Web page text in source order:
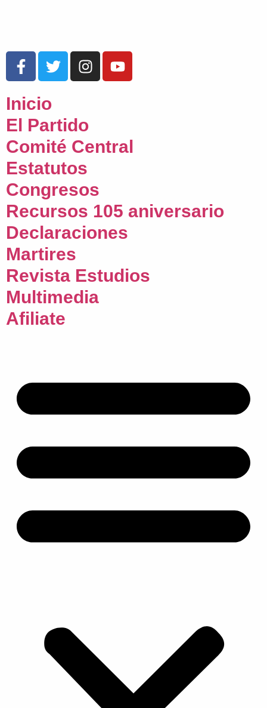
Inicio
El Partido
Comité Central
Estatutos
Congresos
Recursos 105 aniversario
Declaraciones
Martires
Revista Estudios
Multimedia
Afiliate